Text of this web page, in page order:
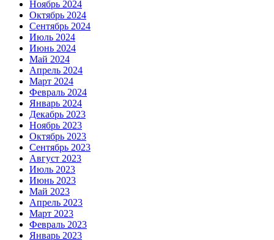
Ноябрь 2024
Октябрь 2024
Сентябрь 2024
Июль 2024
Июнь 2024
Май 2024
Апрель 2024
Март 2024
Февраль 2024
Январь 2024
Декабрь 2023
Ноябрь 2023
Октябрь 2023
Сентябрь 2023
Август 2023
Июль 2023
Июнь 2023
Май 2023
Апрель 2023
Март 2023
Февраль 2023
Январь 2023